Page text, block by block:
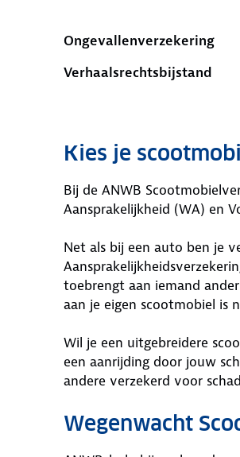
Ongevallenverzekering
Verhaalsrechtsbijstand
Kies je
Bij de ANWB
Aansprakelijkheid (WA) en
Net als bij een auto ben je
toebrengt aan iemand
aan je eigen scootmobiel is
Wil je een uitgebreidere
een aanrijding door jouw
andere verzekerd voor
Wegenwacht